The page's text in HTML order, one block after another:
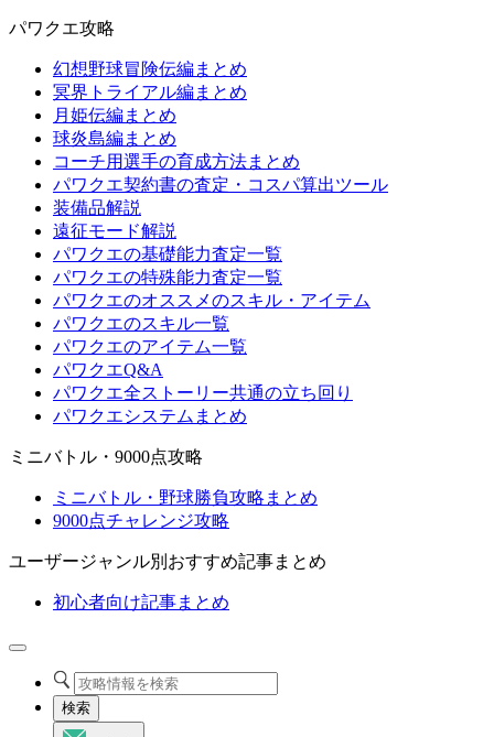
パワクエ攻略
幻想野球冒険伝編まとめ
冥界トライアル編まとめ
月姫伝編まとめ
球炎島編まとめ
コーチ用選手の育成方法まとめ
パワクエ契約書の査定・コスパ算出ツール
装備品解説
遠征モード解説
パワクエの基礎能力査定一覧
パワクエの特殊能力査定一覧
パワクエのオススメのスキル・アイテム
パワクエのスキル一覧
パワクエのアイテム一覧
パワクエQ&A
パワクエ全ストーリー共通の立ち回り
パワクエシステムまとめ
ミニバトル・9000点攻略
ミニバトル・野球勝負攻略まとめ
9000点チャレンジ攻略
ユーザージャンル別おすすめ記事まとめ
初心者向け記事まとめ
検索